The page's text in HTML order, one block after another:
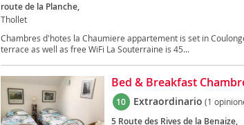
route de la Planche,
Thollet
Chambres d'hotes la Chaumiere appartement is set in
terrace as well as free WiFi La Souterraine is 45...
Bed & Breakfast
10 Extraordinario (1
5 Route des Rives de la Benaize,